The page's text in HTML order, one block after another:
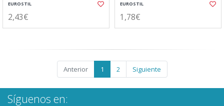
EUROSTIL
2,43€
EUROSTIL
1,78€
Anterior 1 2 Siguiente
Síguenos en: